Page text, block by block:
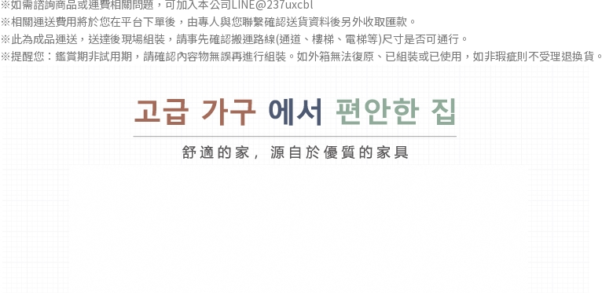
※如需諮詢商品或運費相關問題，可加入本公司LINE@237uxcbl
※相關運送費用將於您在平台下單後，由專人與您聯繫確認送貨資料後另外收取匯款。
※此為成品運送，送達後現場組裝，請事先確認搬運路線(通道、樓梯、電梯等)尺寸是否可通行。
※提醒您：鑑賞期非試用期，請確認內容物無誤再進行組裝。如外箱無法復原、已組裝或已使用，如非瑕疵則不受理退換貨。